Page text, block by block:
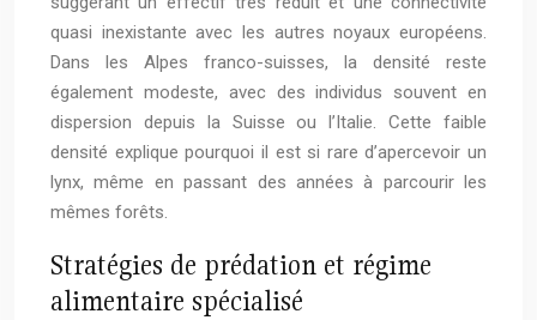
quasi inexistante avec les autres noyaux européens.
Dans les Alpes franco-suisses, la densité reste
également modeste, avec des individus souvent en
dispersion depuis la Suisse ou l’Italie. Cette faible
densité explique pourquoi il est si rare d’apercevoir un
lynx, même en passant des années à parcourir les
mêmes forêts.
Stratégies de prédation et régime
alimentaire spécialisé